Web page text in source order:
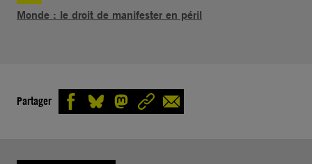
Monde : le droit de manifester en péril
Partager